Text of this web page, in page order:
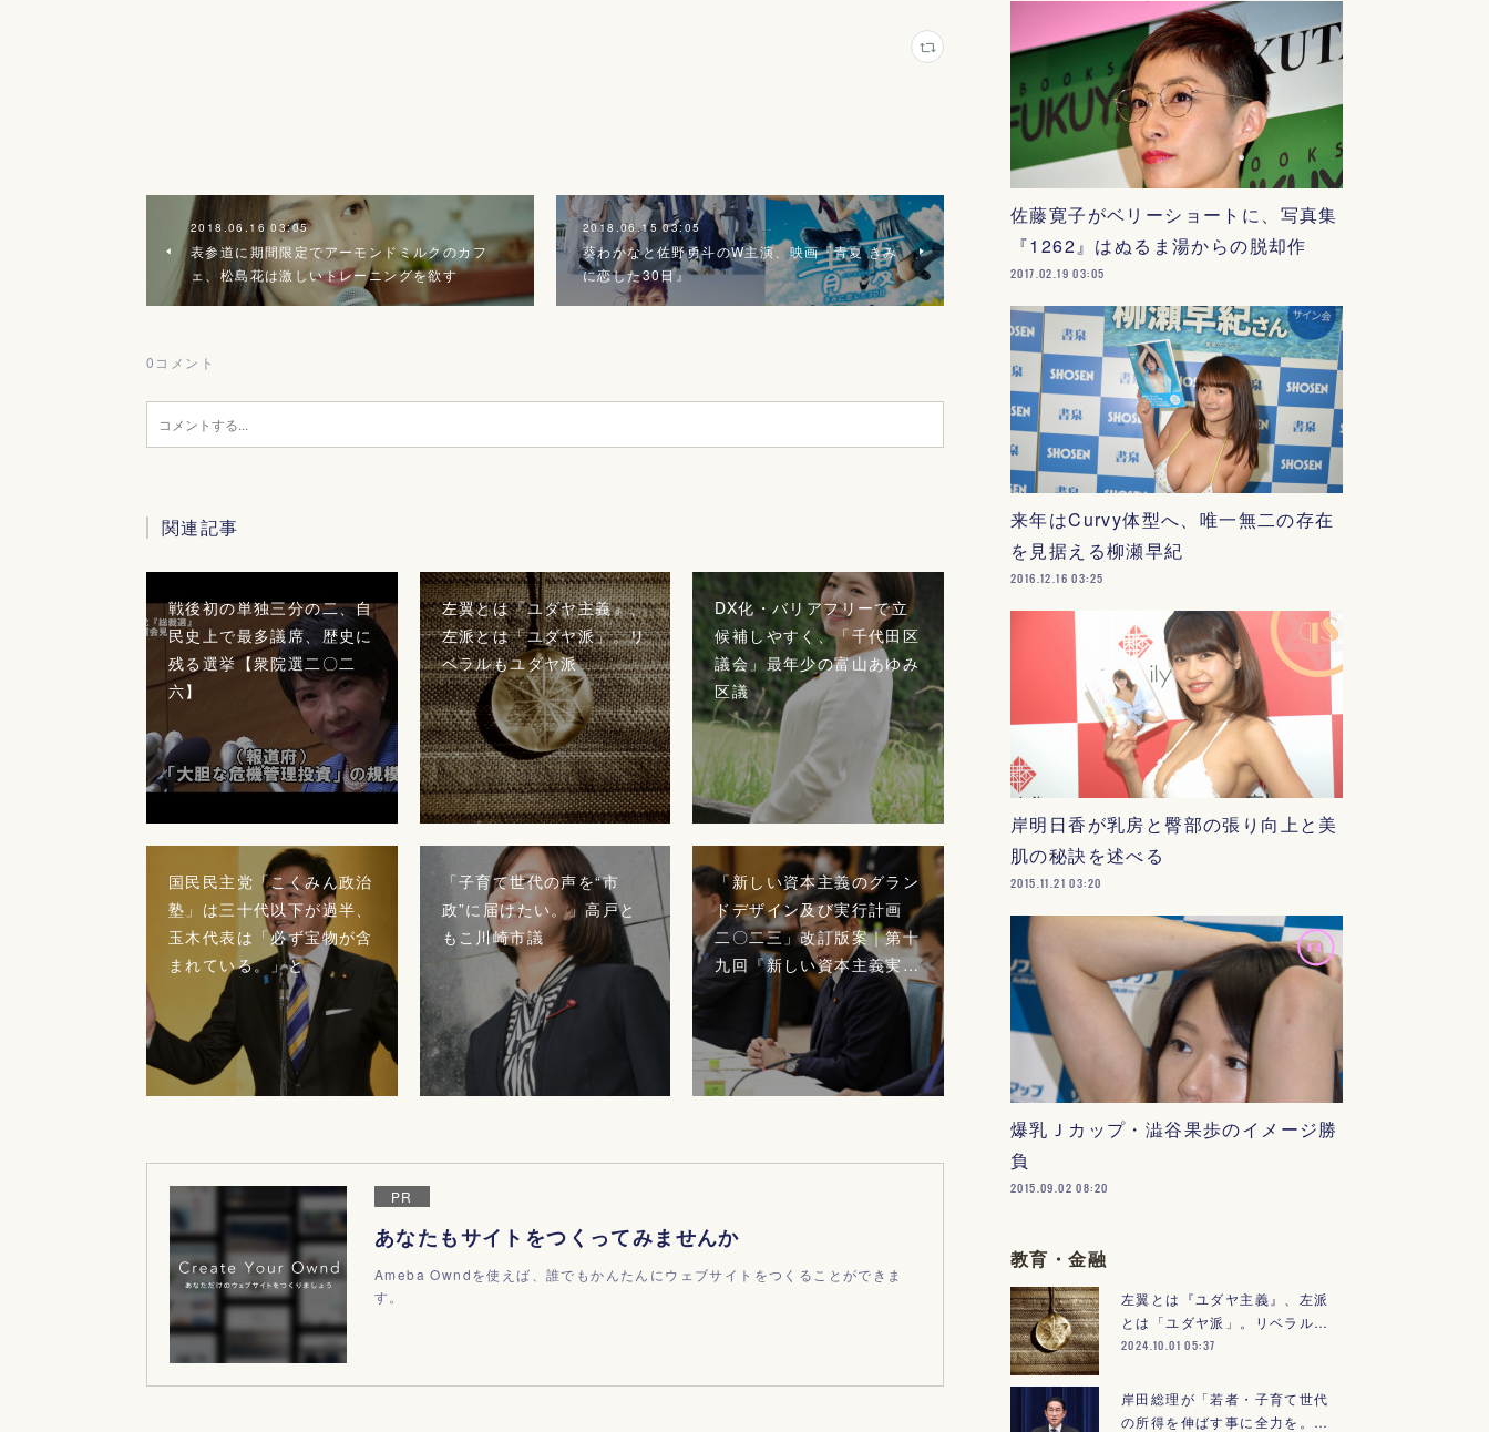
2018.06.16 03:05
表参道に期間限定でアーモンドミルクのカフ
ェ、松島花は激しいトレーニングを欲す
2018.06.15 03:05
葵わかなと佐野勇斗のW主演、映画『青夏 きみ
に恋した30日』
0 コメント
関連記事
戦後初の単独三分の二、自
民史上で最多議席、歴史に
残る選挙【衆院選二〇二
六】
左翼とは『ユダヤ主義』、
左派とは「ユダヤ派」。リ
ベラルもユダヤ派
DX化・バリアフリーで立
候補しやすく、「千代田区
議会」最年少の富山あゆみ
区議
国民民主党「こくみん政治
塾」は三十代以下が過半、
玉木代表は「必ず宝物が含
まれている。」と
「子育て世代の声を“市
政”に届けたい。」高戸と
もこ川崎市議
「新しい資本主義のグラン
ドデザイン及び実行計画
二〇二三」改訂版案｜第十
九回『新しい資本主義実…
PR
あなたもサイトをつくってみませんか
Ameba Owndを使えば、誰でもかんたんにウェブサイトをつくることができま
す。
佐藤寛子がベリーショートに、写真集
『1262』はぬるま湯からの脱却作
2017.02.19 03:05
来年はCurvy体型へ、唯一無二の存在
を見据える柳瀬早紀
2016.12.16 03:25
岸明日香が乳房と臀部の張り向上と美
肌の秘訣を述べる
2015.11.21 03:20
爆乳Ｊカップ・澁谷果歩のイメージ勝
負
2015.09.02 08:20
教育・金融
左翼とは『ユダヤ主義』、左派
とは「ユダヤ派」。リベラル…
2024.10.01 05:37
岸田総理が「若者・子育て世代
の所得を伸ばす事に全力を。…